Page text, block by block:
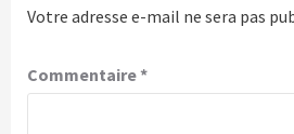
Votre adresse e-mail ne sera pas
Commentaire*